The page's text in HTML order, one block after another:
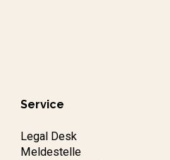
Service
Legal Desk
Meldestelle